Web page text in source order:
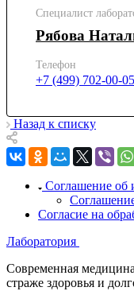
Специалист
Рябова
Телефон
+7 (499) 702-00-05
Назад к списку
Соглашение об
Согласие на
Лаборатория
Современная
страже здоровья и